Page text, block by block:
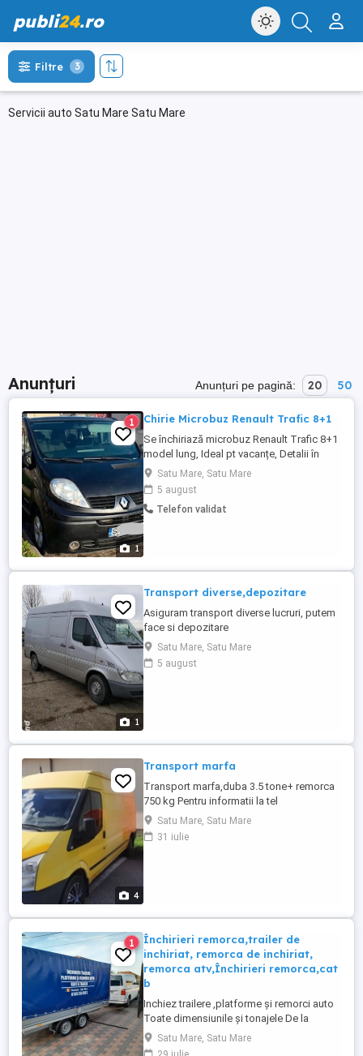
publi24.ro
Servicii auto Satu Mare Satu Mare
Filtre 3
Anunțuri Anunțuri pe pagină: 20 50
1
1 Chirie Microbuz Renault Trafic 8+1
Se închiriază microbuz Renault Trafic 8+1
model lung, Ideal pt vacanțe, Detalii în
privatSatu Mare, Satu Mare
5 august
Telefon validat
1
Transport diverse,depozitare
Asiguram transport diverse lucruri, putem
face si depozitare
Satu Mare, Satu Mare
5 august
4
Transport marfa
Transport marfa,duba 3.5 tone+ remorca
750 kg Pentru informatii la tel
Satu Mare, Satu Mare
31 iulie
1
Închirieri remorca,trailer de
inchiriat, remorca de inchiriat,
remorca atv,Închirieri remorca,cat
b
Inchiez trailere ,platforme și remorci auto
Toate dimensiunile și tonajele De la
750kg-3500kg Remorca ATV Satu Mare
Mai multe info la
Satu Mare, Satu Mare